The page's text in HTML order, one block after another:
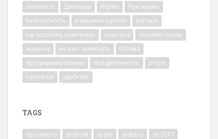
vsemoe.ru
Джиперы Играю
Про жизнь
безопасность
в машине удобно
всесвое
как угробить компанию
классика
ломаем голову
машина
можно залипнуть
облака
программирование
продуктивность
ретро
стратегия
удобство
TAGS
1password android apple arduino
ati 2017